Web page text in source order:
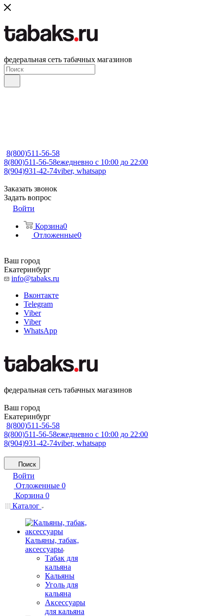
федеральная сеть табачных магазинов
8(800)511-56-58
8(800)511-56-58ежедневно с 10:00 до 22:00
8(904)931-42-74viber, whatsapp
Заказать звонок
Задать вопрос
Войти
Корзина0
Отложенные0
Ваш город
Екатеринбург
info@tabaks.ru
Вконтакте
Telegram
Viber
Viber
WhatsApp
федеральная сеть табачных магазинов
Ваш город
Екатеринбург
8(800)511-56-58
8(800)511-56-58ежедневно с 10:00 до 22:00
8(904)931-42-74viber, whatsapp
Поиск
Войти
Отложенные 0
Корзина 0
Каталог
Кальяны, табак,
аксессуары
Табак для
кальяна
Кальяны
Уголь для
кальяна
Аксессуары
для кальяна